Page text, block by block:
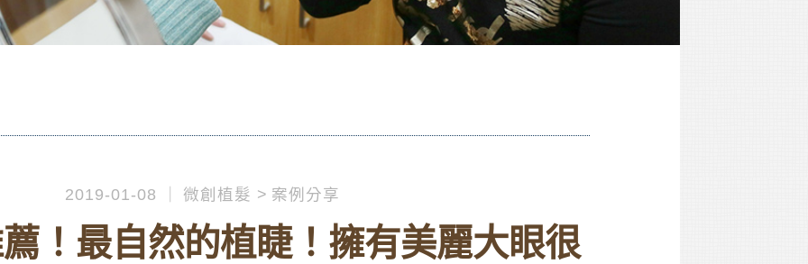
2019-01-08 微創植髮 案例分享
！最自然的植睫！擁有美麗大眼很